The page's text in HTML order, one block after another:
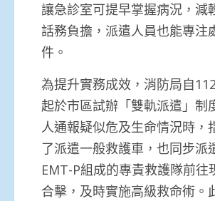
讓急診室可提早掌握病況，減
話務負擔，派遣人員也能專注
件。
為提升實務成效，消防局自
起於市區試辦「雙軌派遣」制
人通報疑似危及生命情況時，
了派遣一般救護車，也同步派
EMT-P組成的專責救護隊前往
合擊，及時實施高級救命術。